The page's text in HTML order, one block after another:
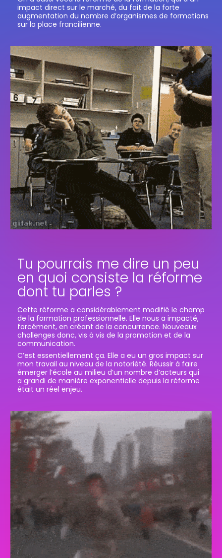
impact direct sur le marché, du fait de la forte
augmentation du nombre d’organismes de formations
sur la place francilienne.
Tu pourrais me dire un peu
en quoi consiste la réforme
dont tu parles ?
Cette réforme a considérablement modifié le champ
de la formation professionnelle. Elle nous a impacté,
forcément, en créant de la concurrence. Nouveaux
challenges donc, vis à vis de la promotion et de la
communication.
C’est essentiellement ça. Elle a eu un gros impact sur
mon travail au niveau de la notoriété. Réussir à faire
émerger l’école au milieu d’un nombre d’acteurs qui
a grandi de manière exponentielle depuis la réforme
était un réel enjeu.